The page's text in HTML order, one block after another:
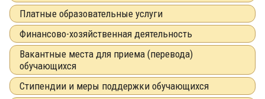
Платные образовательные услуги
Финансово-хозяйственная деятельность
Вакантные места для приема (перевода)
обучающихся
Стипендии и меры поддержки обучающихся